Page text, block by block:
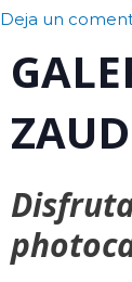
Deja un